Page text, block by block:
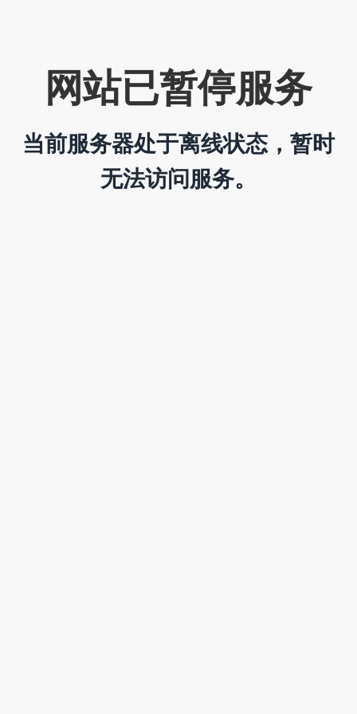
网站已暂停服务
当前服务器处于离线状态，暂时
无法访问服务。